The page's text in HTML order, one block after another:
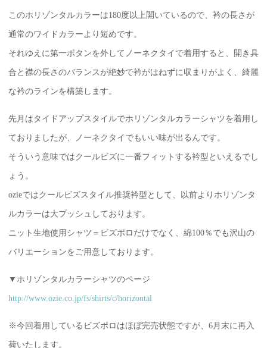
このホリゾンタルカラーは180度以上開いているので、衿の長さが
通常のワイドカラーより短めです。
それゆえに第一ボタンを外してノーネクタイで着用すると、開き具
合と襟の長さのバランスが絶妙で衿がはねずに収まりがよく、綺麗
な衿のラインを構築します。
先月はタイドアップスタイルでホリゾンタルカラーシャツを着用し
ておりましたが、ノーネクタイでもいい味が出るんです。
そういう意味ではクールビズに一番フィットする衿型といえるでし
ょう。
ozieではクールビズスタイル推奨衿型として、以前よりホリゾンタ
ルカラーは大プッシュしております。
ニット生地使用シャツ＝ビズポロだけでなく、綿100％でも沢山の
バリエーションをご用意しております。
▼ホリゾンタルカラーシャツのページ
http://www.ozie.co.jp/fs/shirts/c/horizontal
※今回着用しているビズポロはほぼ完売状態ですが、6月末に再入
荷いたします。